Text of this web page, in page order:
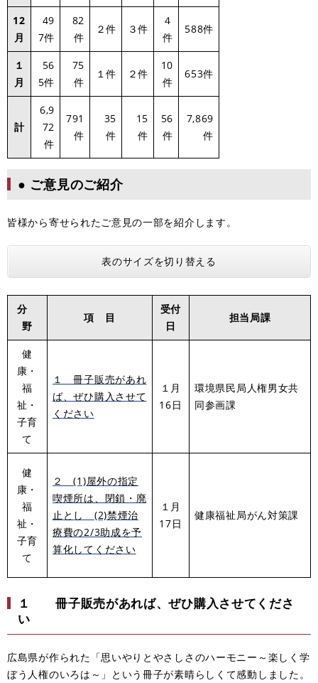
12
月
49
7件
82
件
２件 ３件
４
件
588件
１
月
56
5件
75
件
１件 ２件
10
件
653件
計
6,9
72
件
791
件
35
件
15
件
56
件
7,869
件
● ご意見のご紹介
皆様から寄せられたご意見の一部を紹介します。
表のサイズを切り替える
分
野
項 目
受付
日
担当局課
健
康・
福
祉・
子育
て
１ 冊子販売があれ
ば、ぜひ購入させて
ください
１月
16日
環境県民局人権男女共
同参画課
健
康・
福
祉・
子育
て
２ (1)屋外の指定
喫煙所は、閉鎖・廃
止とし (2)禁煙治
療費の2/3助成を予
算化してください
１月
17日
健康福祉局がん対策課
１
冊子販売があれば、ぜひ購入させてくださ
い
広島県が作られた「思いやりとやさしさのハーモニー～楽しく学
ぼう人権のいろは～」という冊子が素晴らしくて感動しました。